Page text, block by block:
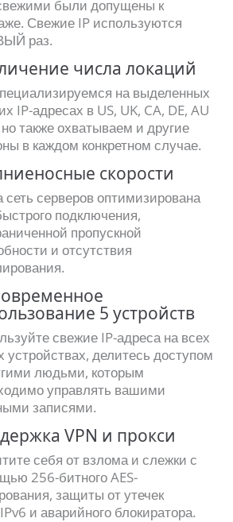
были допущены к
Свежие IP используются
раз.
числа локаций
на выделенных
IP-адресах в US, UK, CA, DE, AU
но также охватываем и другие
в каждом конкретном случае.
скорости
серверов оптимизирована
подключения,
пропускной
и отсутствия
5 устройств
свежие IP-адреса на всех
устройствах, делитесь доступом
людьми, которым
управлять вашими
записями.
VPN и прокси
себя от взлома и слежки с
256-битного AES-
защиты от утечек
и аварийного блокиратора.